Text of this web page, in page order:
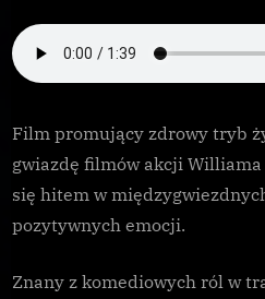
staje
hitem
w
sieci
Film promujący zdrowy tryb
gwiazdę filmów akcji Williama
się hitem w
pozytywnych emocji.
Znany z komediowych ról w